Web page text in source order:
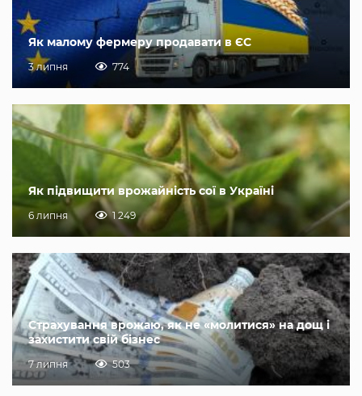
Як малому фермеру продавати в ЄС
3 липня 774
Як підвищити врожайність сої в Україні
6 липня 1 249
Страхування врожаю, як не «молитися» на дощ і
захистити свій бізнес
7 липня 503